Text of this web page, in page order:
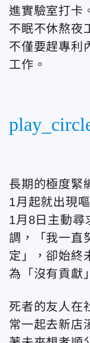
進實驗室打卡
不眠不休熬夜
不僅要趕專利
工作。
長期的極度緊
1月起就出現
1月8日主動尋
調，「我一直
定」，卻始終
為「沒有貢獻
死者的友人在
常一起去新店